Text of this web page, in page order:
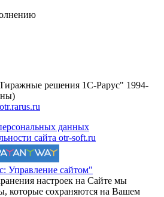
решения 1С-Рарус" 1994-
данных
сайта otr-soft.ru
Управление сайтом"
настроек на Сайте мы
которые сохраняются на Вашем